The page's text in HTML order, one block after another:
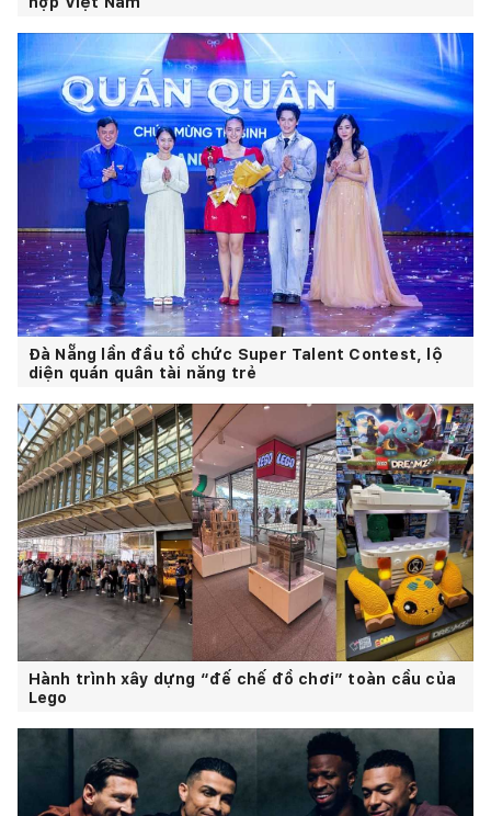
Đà Nẵng lần đầu tổ chức Super Talent Contest, lộ
diện quán quân tài năng trẻ
Hành trình xây dựng “đế chế đồ chơi” toàn cầu của
Lego